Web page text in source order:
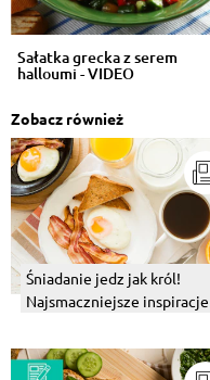
Sałatka grecka z serem
halloumi - VIDEO
Zobacz również
Śniadanie jedz jak król!
Najsmaczniejsze inspiracje